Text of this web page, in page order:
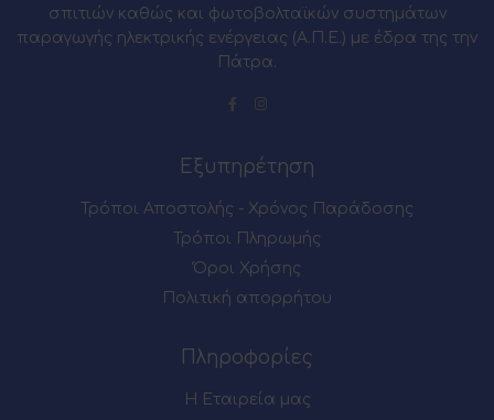
σπιτιών καθώς και φωτοβολταϊκών συστημάτων
παραγωγής ηλεκτρικής ενέργειας (Α.Π.Ε.) με έδρα της την
Πάτρα.
Εξυπηρέτηση
Τρόποι Αποστολής - Χρόνος Παράδοσης
Τρόποι Πληρωμής
Όροι Χρήσης
Πολιτική απορρήτου
Πληροφορίες
Η Εταιρεία μας